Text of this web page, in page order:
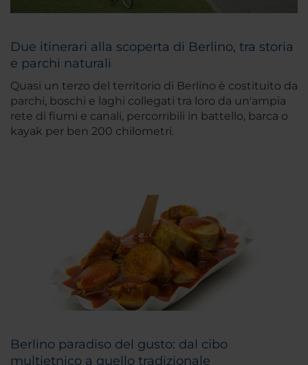
Due itinerari alla scoperta di Berlino, tra storia
e parchi naturali
Quasi un terzo del territorio di Berlino è costituito da
parchi, boschi e laghi collegati tra loro da un'ampia
rete di fiumi e canali, percorribili in battello, barca o
kayak per ben 200 chilometri.
Berlino paradiso del gusto: dal cibo
multietnico a quello tradizionale